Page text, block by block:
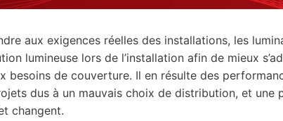
aux exigences réelles des installations, les
lumineuse lors de l’installation afin de mieux
besoins de couverture. Il en résulte des
dus à un mauvais choix de distribution, et une
changent.